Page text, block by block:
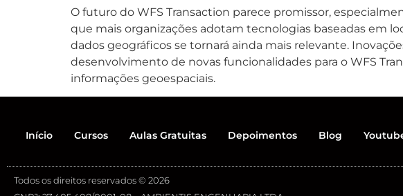
O futuro do WFS Transaction parece promissor,
que mais organizações adotam tecnologias baseadas em
dados geográficos se tornará ainda mais relevante.
desenvolvimento de novas funcionalidades para o WFS
informações geoespaciais.
Início Cursos Aulas Gratuitas Depoimentos Blog
Todos os direitos reservados © 2026